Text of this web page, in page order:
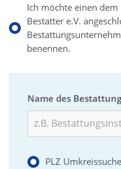
Ich möchte einen
Bestatter e.V.
benennen.
Name des
PLZ Umkreissuche